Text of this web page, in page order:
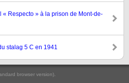
Respecto » à la prison de Mont-de-
stalag 5 C en 1941
browser version).